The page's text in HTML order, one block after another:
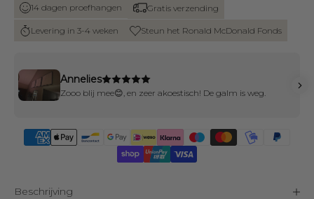
14 dagen proefhangen Gratis verzending
Levering in 3-4 weken Steun het Ronald McDonald Fonds
Annelies
Zooo blij mee😊, en zeer akoestisch! De galm is weg.
Beschrijving